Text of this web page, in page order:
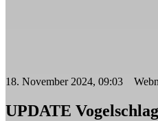
18. November 2024, 09:03
UPDATE